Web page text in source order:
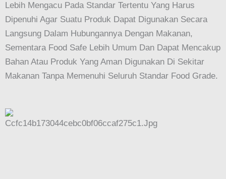
Lebih Mengacu Pada Standar Tertentu Yang Harus
Dipenuhi Agar Suatu Produk Dapat Digunakan Secara
Langsung Dalam Hubungannya Dengan Makanan,
Sementara Food Safe Lebih Umum Dan Dapat Mencakup
Bahan Atau Produk Yang Aman Digunakan Di Sekitar
Makanan Tanpa Memenuhi Seluruh Standar Food Grade.